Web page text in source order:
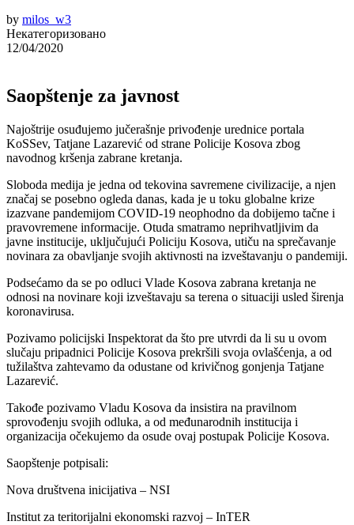
by milos_w3
Некатегоризовано
12/04/2020
Saopštenje za javnost
Najoštrije osuđujemo jučerašnje privođenje urednice portala
KoSSev, Tatjane Lazarević od strane Policije Kosova zbog
navodnog kršenja zabrane kretanja.
Sloboda medija je jedna od tekovina savremene civilizacije, a njen
značaj se posebno ogleda danas, kada je u toku globalne krize
izazvane pandemijom COVID-19 neophodno da dobijemo tačne i
pravovremene informacije. Otuda smatramo neprihvatljivim da
javne institucije, uključujući Policiju Kosova, utiču na sprečavanje
novinara za obavljanje svojih aktivnosti na izveštavanju o pandemiji.
Podsećamo da se po odluci Vlade Kosova zabrana kretanja ne
odnosi na novinare koji izveštavaju sa terena o situaciji usled širenja
koronavirusa.
Pozivamo policijski Inspektorat da što pre utvrdi da li su u ovom
slučaju pripadnici Policije Kosova prekršili svoja ovlašćenja, a od
tužilaštva zahtevamo da odustane od krivičnog gonjenja Tatjane
Lazarević.
Takođe pozivamo Vladu Kosova da insistira na pravilnom
sprovođenju svojih odluka, a od međunarodnih institucija i
organizacija očekujemo da osude ovaj postupak Policije Kosova.
Saopštenje potpisali:
Nova društvena inicijativa – NSI
Institut za teritorijalni ekonomski razvoj – InTER